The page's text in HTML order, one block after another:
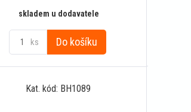
skladem u dodavatele
ks Do košíku
Kat. kód: BH1089